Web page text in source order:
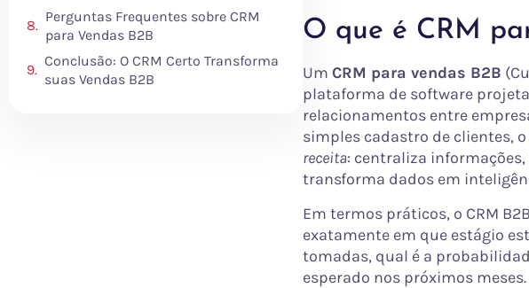
Perguntas Frequentes sobre CRM
para Vendas B2B
Conclusão: O CRM Certo Transforma
suas Vendas B2B
O que é CRM
Um CRM para vendas B2B
plataforma de software
relacionamentos entre
simples cadastro de clientes,
receita: centraliza
transforma dados em
Em termos práticos, o CRM
exatamente em que estágio
tomadas, qual é a
esperado nos próximos meses.